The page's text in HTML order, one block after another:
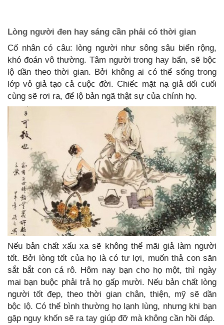
Lòng người đen hay sáng cần phải có thời gian
Cố nhân có câu: lòng người như sông sâu biển rộng,
khó đoán vô thường. Tâm người trong hay bẩn, sẽ bộc
lộ dần theo thời gian. Bởi không ai có thể sống trong
lớp vỏ giả tạo cả cuộc đời. Chiếc mặt nạ giả dối cuối
cùng sẽ rơi ra, để lộ bản ngã thật sự của chính họ.
Nếu bản chất xấu xa sẽ không thể mãi giả làm người
tốt. Bởi lòng tốt của họ là có tư lợi, muốn thả con săn
sắt bắt con cá rô. Hôm nay bạn cho họ một, thì ngày
mai bạn buộc phải trả họ gấp mười. Nếu bản chất lòng
người tốt đẹp, theo thời gian chân, thiện, mỹ sẽ dần
bộc lộ. Có thể bình thường họ lạnh lùng, nhưng khi bạn
gặp nguy khốn sẽ ra tay giúp đỡ mà không cần hồi đáp.